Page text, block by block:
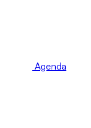
Agenda